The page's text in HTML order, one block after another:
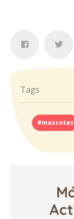
Tags
#mascotas